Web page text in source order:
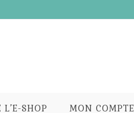
SHOP MON COMPTE